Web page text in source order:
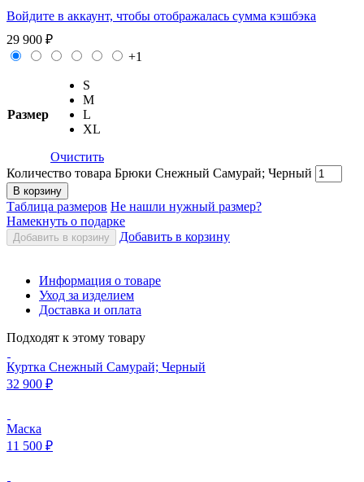
Войдите в аккаунт, чтобы отображалась сумма кэшбэка
29 900 ₽
+1
Размер
S
M
L
XL
Очистить
Количество товара Брюки Снежный Самурай; Черный
В корзину
Таблица размеров Не нашли нужный размер?
Намекнуть о подарке
Добавить в корзину Добавить в корзину
Информация о товаре
Уход за изделием
Доставка и оплата
Подходят к этому товару
Куртка Снежный Самурай; Черный
32 900 ₽
Маска
11 500 ₽